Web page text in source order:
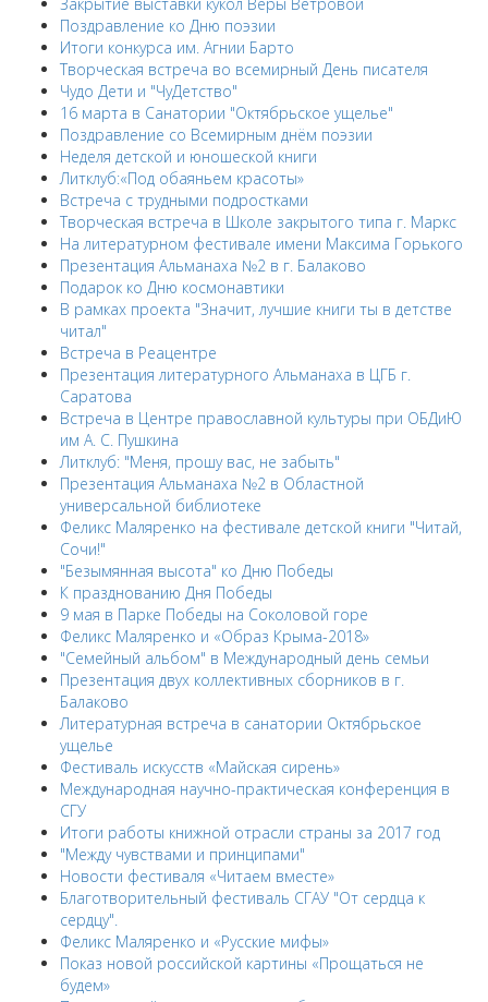
Поздравление ко Дню поэзии
Итоги конкурса им. Агнии Барто
Творческая встреча во всемирный День писателя
Чудо Дети и "ЧуДетство"
16 марта в Санатории "Октябрьское ущелье"
Поздравление со Всемирным днём поэзии
Неделя детской и юношеской книги
Литклуб:«Под обаяньем красоты»
Встреча с трудными подростками
Творческая встреча в Школе закрытого типа г. Маркс
На литературном фестивале имени Максима Горького
Презентация Альманаха №2 в г. Балаково
Подарок ко Дню космонавтики
В рамках проекта "Значит, лучшие книги ты в детстве
читал"
Встреча в Реацентре
Презентация литературного Альманаха в ЦГБ г.
Саратова
Встреча в Центре православной культуры при ОБДиЮ
им А. С. Пушкина
Литклуб: "Меня, прошу вас, не забыть"
Презентация Альманаха №2 в Областной
универсальной библиотеке
Феликс Маляренко на фестивале детской книги "Читай,
Сочи!"
"Безымянная высота" ко Дню Победы
К празднованию Дня Победы
9 мая в Парке Победы на Соколовой горе
Феликс Маляренко и «Образ Крыма-2018»
"Семейный альбом" в Международный день семьи
Презентация двух коллективных сборников в г.
Балаково
Литературная встреча в санатории Октябрьское
ущелье
Фестиваль искусств «Майская сирень»
Международная научно-практическая конференция в
СГУ
Итоги работы книжной отрасли страны за 2017 год
"Между чувствами и принципами"
Новости фестиваля «Читаем вместе»
Благотворительный фестиваль СГАУ "От сердца к
сердцу".
Феликс Маляренко и «Русские мифы»
Показ новой российской картины «Прощаться не
будем»